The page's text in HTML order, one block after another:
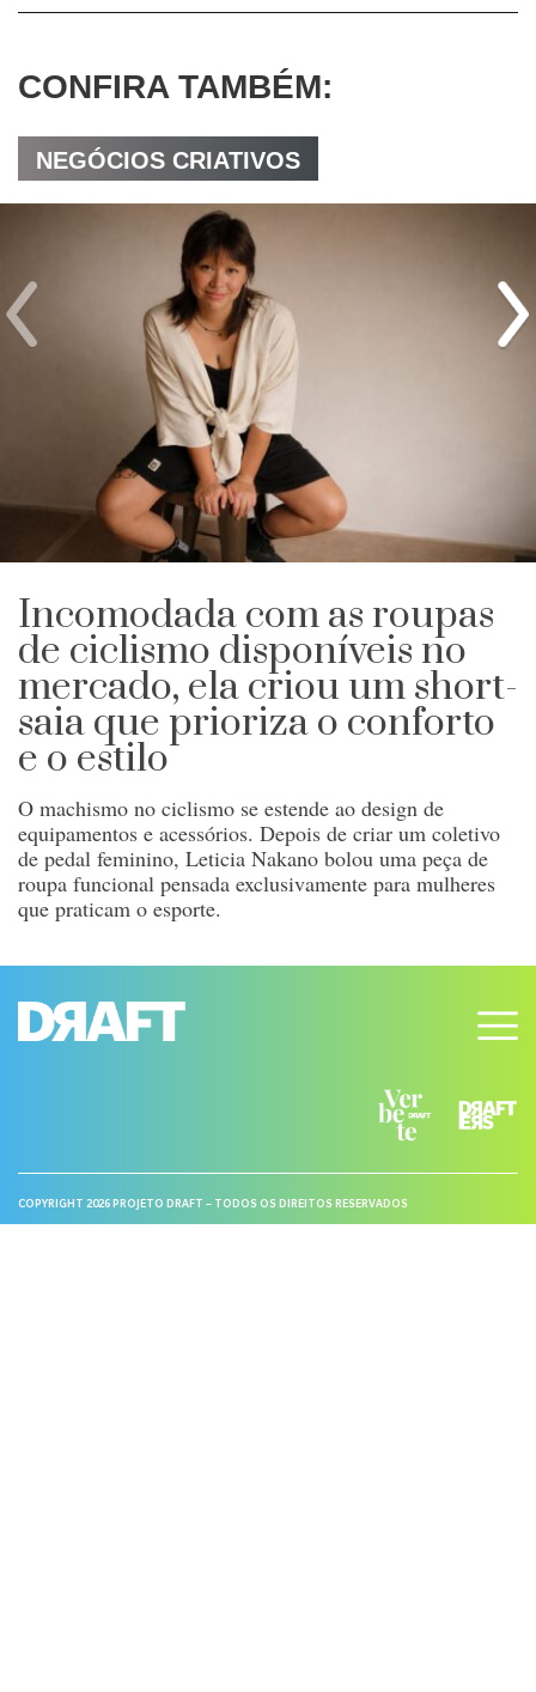
CONFIRA TAMBÉM:
NEGÓCIOS CRIATIVOS
Incomodada com as roupas
de ciclismo disponíveis no
mercado, ela criou um short-
saia que prioriza o conforto
e o estilo
O machismo no ciclismo se estende ao design de
equipamentos e acessórios. Depois de criar um coletivo
de pedal feminino, Leticia Nakano bolou uma peça de
roupa funcional pensada exclusivamente para mulheres
que praticam o esporte.
COPYRIGHT 2026 PROJETO DRAFT – TODOS OS DIREITOS RESERVADOS